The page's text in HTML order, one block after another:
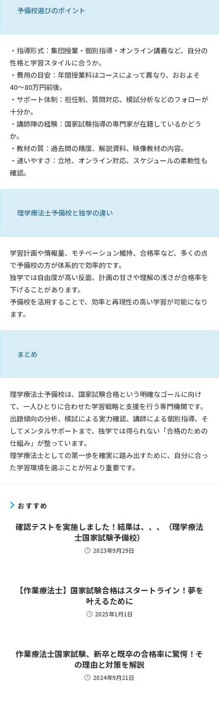
予備校選びのポイント
・指導形式：集団授業・個別指導・オンライン講義など、自分の
性格と学習スタイルに合うか。
・費用の目安：年間授業料はコースによって異なり、おおよそ
40〜80万円前後。
・サポート体制：担任制、質問対応、模試分析などのフォローが
十分か。
・講師陣の経験：国家試験指導の専門家が在籍しているかどう
か。
・教材の質：過去問の精度、解説資料、映像教材の内容。
・通いやすさ：立地、オンライン対応、スケジュールの柔軟性も
確認。
理学療法士予備校と独学の違い
学習計画や情報量、モチベーション維持、合格率など、多くの点
で予備校の方が体系的で効率的です。
独学では自由度が高い反面、計画の甘さや理解の浅さが合格率を
下げることがあります。
予備校を活用することで、効率と再現性の高い学習が可能になり
ます。
まとめ
理学療法士予備校は、国家試験合格という明確なゴールに向け
て、一人ひとりに合わせた学習戦略と支援を行う専門機関です。
出題傾向の分析、模試による実力確認、講師による個別指導、そ
してメンタルサポートまで、独学では得られない「合格のための
仕組み」が整っています。
理学療法士としての第一歩を確実に踏み出すために、自分に合っ
た学習環境を選ぶことが何より重要です。
おすすめ
確認テストを実施しました！結果は、、、（理学療法
士国家試験予備校）
2023年9月29日
【作業療法士】国家試験合格はスタートライン！夢を
叶えるために
2025年1月1日
作業療法士国家試験、新卒と既卒の合格率に驚愕！そ
の理由と対策を解説
2024年9月21日